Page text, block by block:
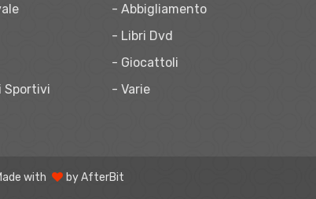
Sportivi
- Abbigliamento
- Libri Dvd
- Giocattoli
- Varie
with byAfterBit